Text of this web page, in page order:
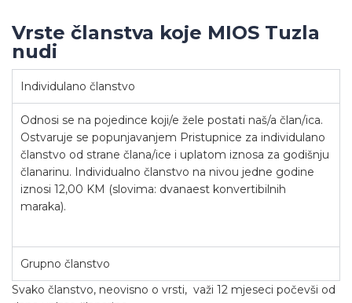
Vrste članstva koje MIOS Tuzla
nudi
Individulano članstvo
Odnosi se na pojedince koji/e žele postati naš/a član/ica.
Ostvaruje se popunjavanjem Pristupnice za individulano
članstvo od strane člana/ice i uplatom iznosa za godišnju
članarinu. Individualno članstvo na nivou jedne godine
iznosi 12,00 KM (slovima: dvanaest konvertibilnih
maraka).
Grupno članstvo
Svako članstvo, neovisno o vrsti, važi 12 mjeseci počevši od